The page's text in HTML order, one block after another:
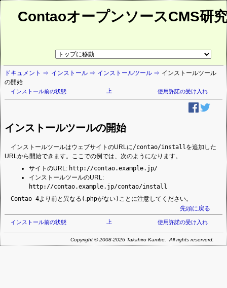
ContaoオープンソースCMS研
リ
先
ー
ジ
ドキュメント インストール インストールツール
インストールツール
の開始
インストール前の状態 上 使用許諾の受け入れ
インストールツールの開始
インストールツールはウェブサイトのURLに/contao/installを追加した
URLから開始できます。ここでの例では、次のようになります。
サイトのURL: http://contao.example.jp/
インストールツールのURL:
http://contao.example.jp/contao/install
Contao 4より前と異なる( .phpがない)ことに注意してください。
先頭に戻る
インストール前の状態 上 使用許諾の受け入れ
Copyright © 2008-2026 Takahiro Kambe. All rights reserverd.